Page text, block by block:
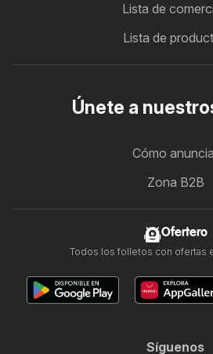
Lista de
Lista de
Únete a
Cómo
Zona B2B
Ofertero
Todos los folletos con ofertas
Síguenos